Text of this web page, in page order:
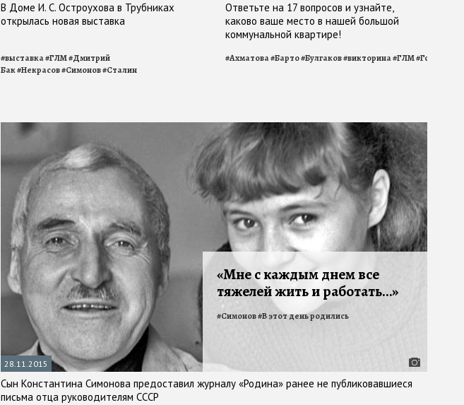
В Доме И. С. Остроухова в Трубниках
открылась новая выставка
#выставка#ГЛМ#Дмитрий
Бак#Некрасов#Симонов#Сталин
Ответьте на 17 вопросов и узнайте,
каково ваше место в нашей большой
коммунальной квартире!
#Ахматова#Барто#Булгаков#викторина#ГЛМ#Горький
28.11.2015
«Мне с каждым днем все
тяжелей жить и работать…»
Сын Константина Симонова предоставил журналу «Родина» ранее не публиковавшиеся
письма отца руководителям СССР
#Симонов#В этот день родились